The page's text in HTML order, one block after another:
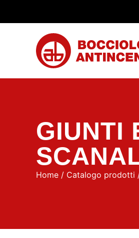
GIUNTI
Home / Catalogo prodotti